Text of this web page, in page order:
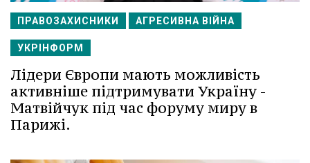
ПРАВОЗАХИСНИКИ АГРЕСИВНА ВІЙНА
УКРІНФОРМ
Лідери Європи мають можливість
активніше підтримувати Україну -
Матвійчук під час форуму миру в
Парижі.